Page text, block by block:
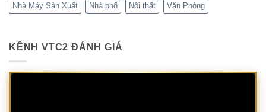
Nhà Máy Sản Xuất Nhà phố Nội thất Văn Phòng
KÊNH VTC2 ĐÁNH GIÁ
Trình